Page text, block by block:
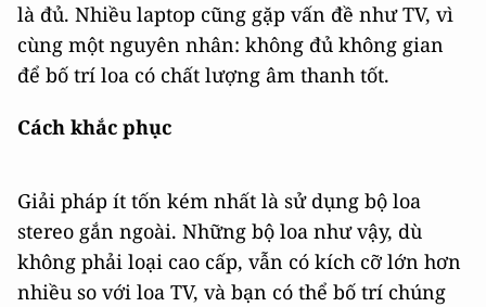
là đủ. Nhiều laptop cũng gặp vấn đề như TV, vì
cùng một nguyên nhân: không đủ không gian
để bố trí loa có chất lượng âm thanh tốt.
Cách khắc phục
Giải pháp ít tốn kém nhất là sử dụng bộ loa
stereo gắn ngoài. Những bộ loa như vậy, dù
không phải loại cao cấp, vẫn có kích cỡ lớn hơn
nhiều so với loa TV, và bạn có thể bố trí chúng